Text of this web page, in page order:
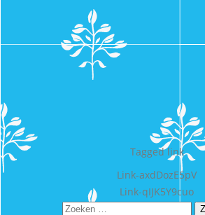
Taggedlink
navigatie
Link-axdDozE5pV
Link-qIJK5Y9cuo
Zoeken